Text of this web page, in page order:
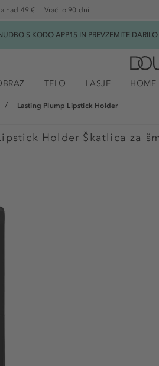
nad 49 € Vračilo 90 dni
S KODO APP15 IN PREVZEMITE
TELO LASJE HOME
Lasting Plump Lipstick Holder
Holder Škatlica za